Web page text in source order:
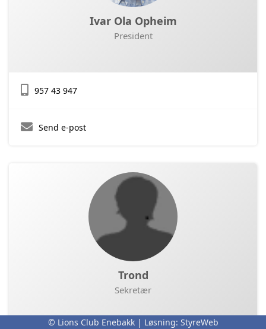
Ivar Ola Opheim
President
957 43 947
Send e-post
Trond
Sekretær
© Lions Club Enebakk | Løsning: StyreWeb